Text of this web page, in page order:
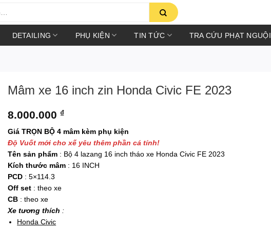
DETAILING PHỤ KIỆN TIN TỨC TRA CỨU PHẠT NGUỘI
Mâm xe 16 inch zin Honda Civic FE 2023
8.000.000 ₫
Giá TRỌN BỘ 4 mâm kèm phụ kiện
Độ Vuốt mới cho xế yêu thêm phần cá tính!
Tên sản phẩm : Bộ 4 lazang 16 inch tháo xe Honda Civic FE 2023
Kích thước mâm : 16 INCH
PCD : 5×114.3
Off set : theo xe
CB : theo xe
Xe tương thích :
Honda Civic